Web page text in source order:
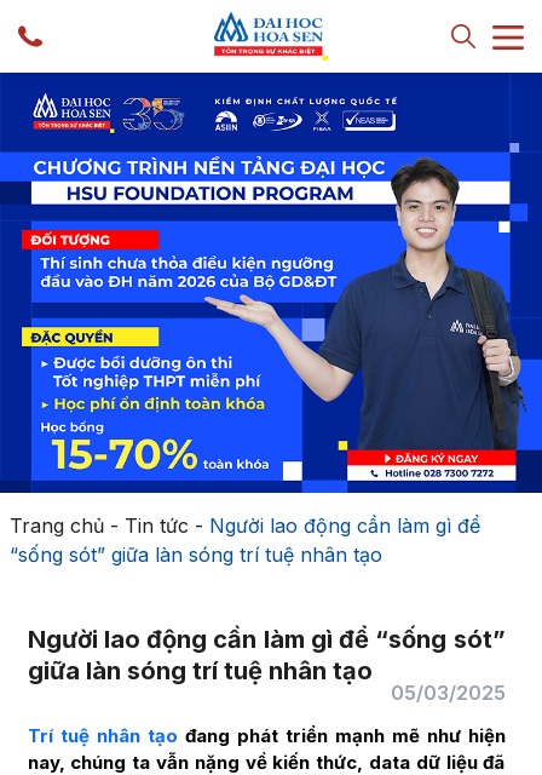
Trang chủ- Tin tức - Người lao động cần làm gì để
“sống sót” giữa làn sóng trí tuệ nhân tạo
Người lao động cần làm gì để “sống sót”
giữa làn sóng trí tuệ nhân tạo
05/03/2025
Trí tuệ nhân tạo đang phát triển mạnh mẽ như hiện
nay, chúng ta vẫn nặng về kiến thức, data dữ liệu đã